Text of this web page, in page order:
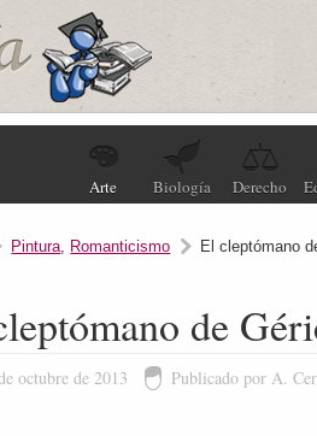
Arte Biología Derecho
Pintura, Romanticismo El cleptómano
de
octubre de 2013 Publicado por A.